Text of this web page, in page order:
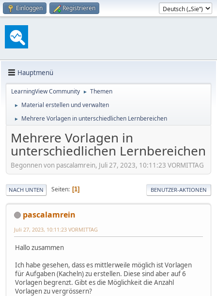
Einloggen Registrieren
Hauptmenü
LearningView Community ► Themen
► Material erstellen und verwalten
► Mehrere Vorlagen in unterschiedlichen Lernbereichen
Mehrere Vorlagen in
unterschiedlichen Lernbereichen
Begonnen von pascalamrein, Juli 27, 2023, 10:11:23 VORMITTAG
NACH UNTEN Seiten 1 BENUTZER-AKTIONEN
pascalamrein
Juli 27, 2023, 10:11:23 VORMITTAG
Hallo zusammen
Ich habe gesehen, dass es mittlerweile möglich ist Vorlagen
für Aufgaben (Kacheln) zu erstellen. Diese sind aber auf 6
Vorlagen begrenzt. Gibt es die Möglichkeit die Anzahl
Vorlagen zu vergrössern?